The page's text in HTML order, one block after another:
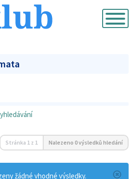
Přepnout
navigaci
Stránka 1 z 1 Nalezeno 0 výsledků hledání
žádné vhodné výsledky.